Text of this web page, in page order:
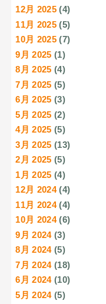
12月 2025 (4)
11月 2025 (5)
10月 2025 (7)
9月 2025 (1)
8月 2025 (4)
7月 2025 (5)
6月 2025 (3)
5月 2025 (2)
4月 2025 (5)
3月 2025 (13)
2月 2025 (5)
1月 2025 (4)
12月 2024(4)
11月 2024(4)
10月 2024(6)
9月 2024(3)
8月 2024(5)
7月 2024(18)
6月 2024(10)
5月 2024(5)